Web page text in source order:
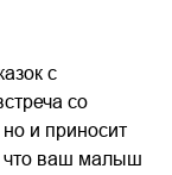
с
со
но и приносит
что ваш малыш